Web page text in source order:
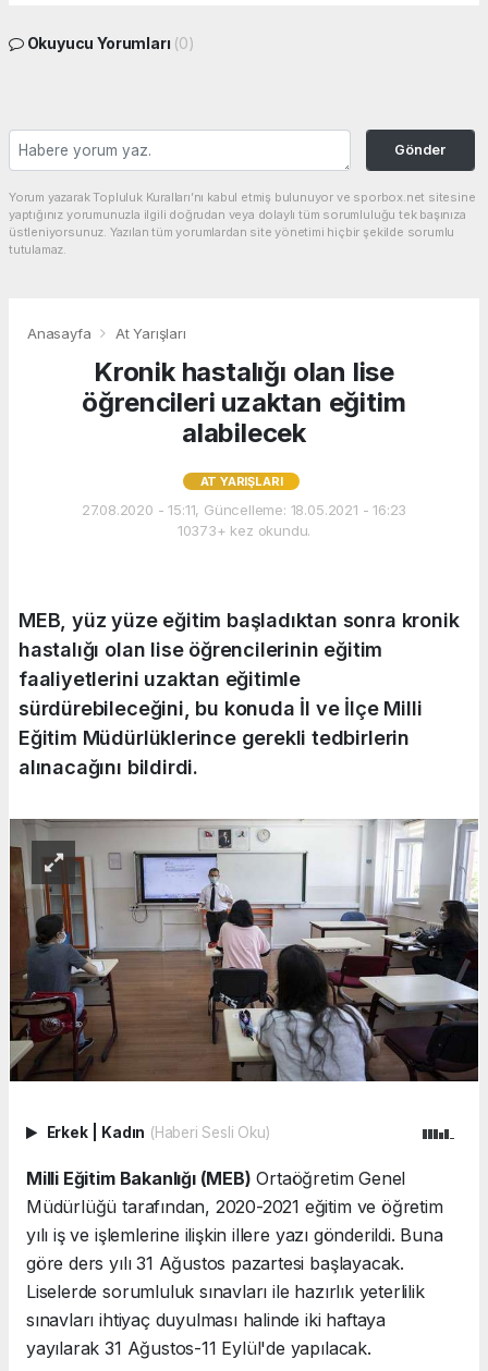
Okuyucu Yorumları (0)
Gönder
Yorum yazarak Topluluk Kuralları’nı kabul etmiş bulunuyor ve sporbox.net sitesine
yaptığınız yorumunuzla ilgili doğrudan veya dolaylı tüm sorumluluğu tek başınıza
üstleniyorsunuz. Yazılan tüm yorumlardan site yönetimi hiçbir şekilde sorumlu
tutulamaz.
Anasayfa At Yarışları
Kronik hastalığı olan lise
öğrencileri uzaktan eğitim
alabilecek
AT YARIŞLARI
27.08.2020 - 15:11, Güncelleme: 18.05.2021 - 16:23
10373+ kez okundu.
MEB, yüz yüze eğitim başladıktan sonra kronik
hastalığı olan lise öğrencilerinin eğitim
faaliyetlerini uzaktan eğitimle
sürdürebileceğini, bu konuda İl ve İlçe Milli
Eğitim Müdürlüklerince gerekli tedbirlerin
alınacağını bildirdi.
Erkek Kadın (Haberi Sesli Oku)
Milli Eğitim Bakanlığı (MEB) Ortaöğretim Genel
Müdürlüğü tarafından, 2020-2021 eğitim ve öğretim
yılı iş ve işlemlerine ilişkin illere yazı gönderildi. Buna
göre ders yılı 31 Ağustos pazartesi başlayacak.
Liselerde sorumluluk sınavları ile hazırlık yeterlilik
sınavları ihtiyaç duyulması halinde iki haftaya
yayılarak 31 Ağustos-11 Eylül'de yapılacak.